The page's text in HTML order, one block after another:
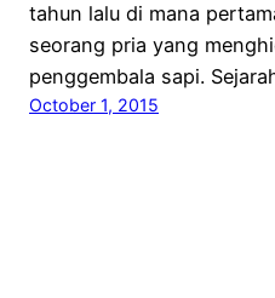
tahun lalu di mana
seorang pria yang
penggembala sapi.
October 1, 2015